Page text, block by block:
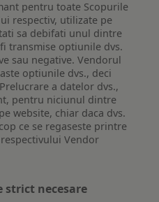
pentru toate Scopurile
respectiv, utilizate pe
sa debifati unul dintre
transmise optiunile dvs.
sau negative. Vendorul
optiunile dvs., deci
a datelor dvs.,
pentru niciunul dintre
website, chiar daca dvs.
ce se regaseste printre
Vendor
strict necesare